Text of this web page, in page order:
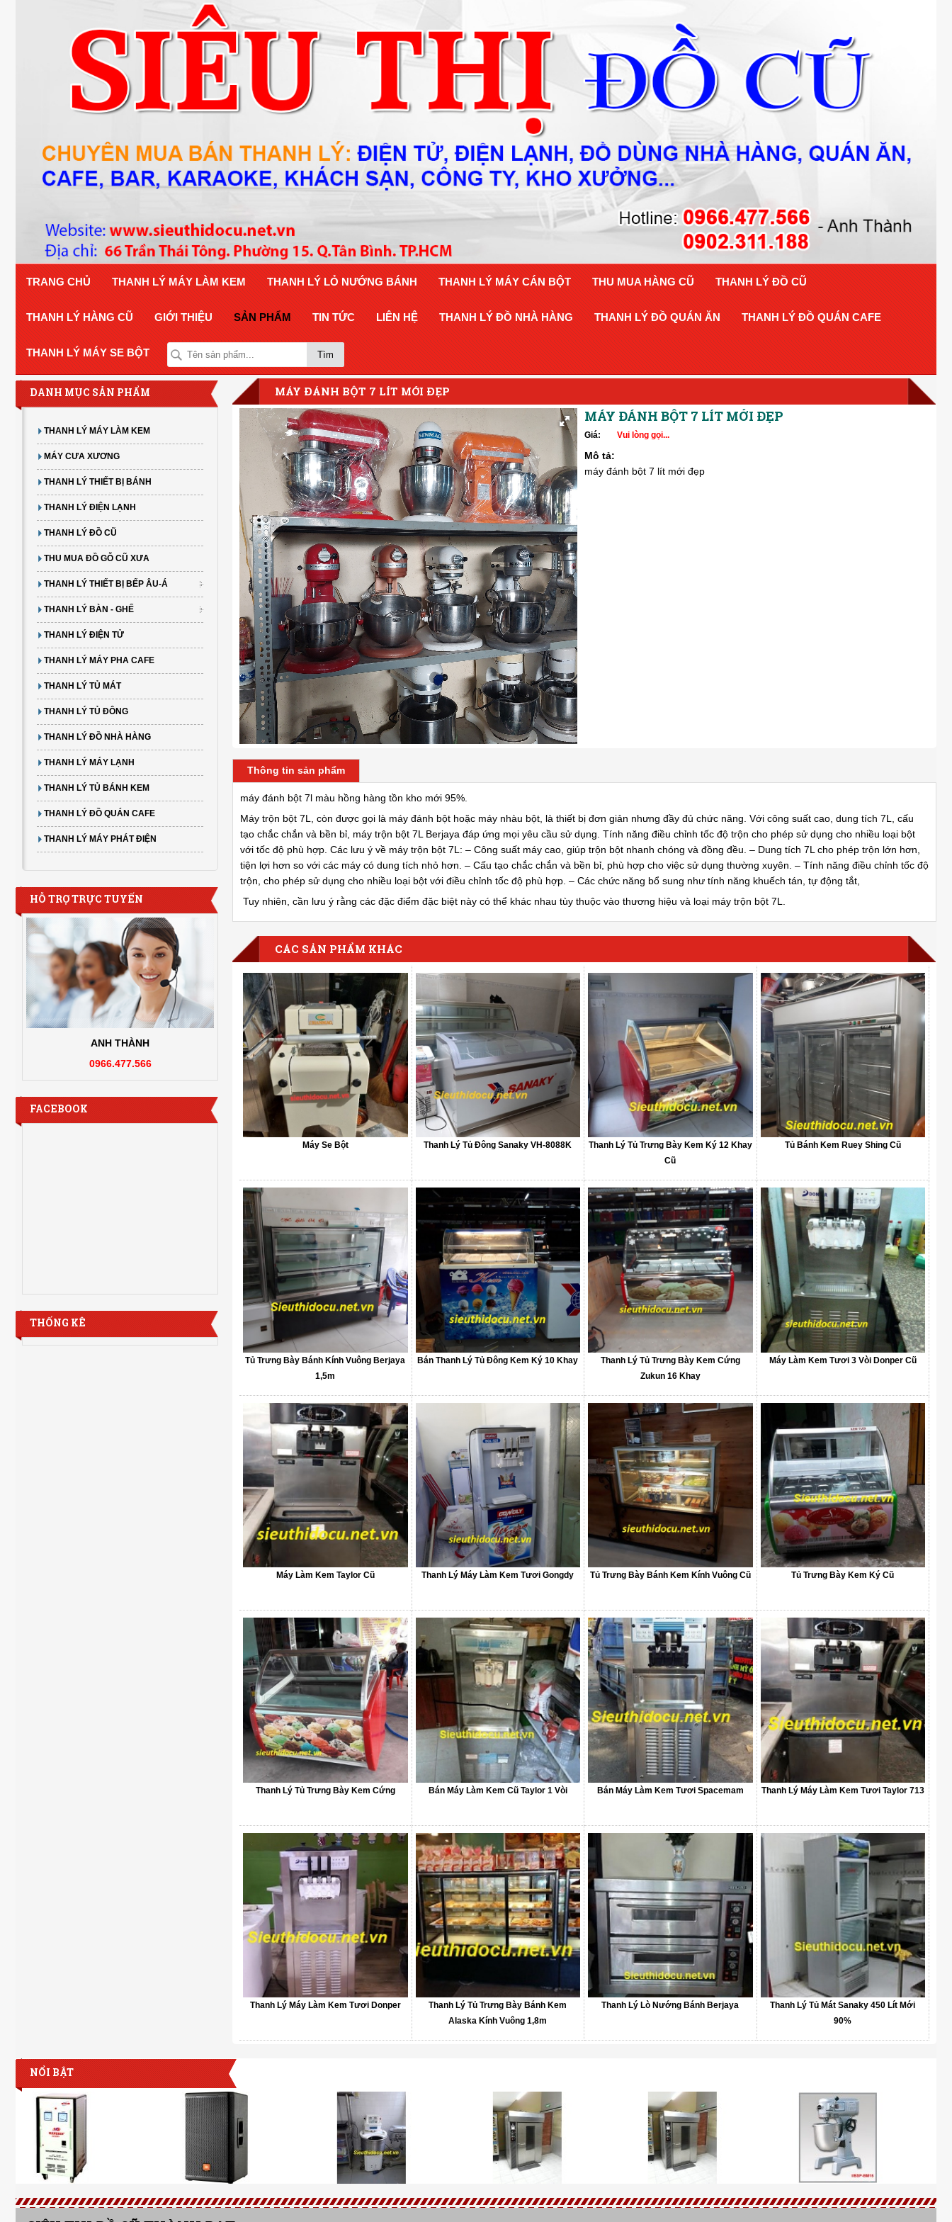
TRANG CHỦ THANH LÝ MÁY LÀM KEM THANH LÝ LỎ NƯỚNG BÁNH THANH LÝ MÁY CÁN BỘT THU MUA HÀNG CŨ THANH LÝ ĐỒ CŨ
THANH LÝ HÀNG CŨ GIỚI THIỆU SẢN PHẨM TIN TỨC LIÊN HỆ THANH LÝ ĐỒ NHÀ HÀNG THANH LÝ ĐỒ QUÁN ĂN THANH LÝ ĐỒ QUÁN CAFE
THANH LÝ MÁY SE BỘT Tìm
DANH MỤC SẢN PHẨM
THANH LÝ MÁY LÀM KEM
MÁY CƯA XƯƠNG
THANH LÝ THIẾT BỊ BÁNH
THANH LÝ ĐIỆN LẠNH
THANH LÝ ĐỒ CŨ
THU MUA ĐỒ GỖ CŨ XƯA
THANH LÝ THIẾT BỊ BẾP ÂU-Á
THANH LÝ BÀN - GHẾ
THANH LÝ ĐIỆN TỬ
THANH LÝ MÁY PHA CAFE
THANH LÝ TỦ MÁT
THANH LÝ TỦ ĐÔNG
THANH LÝ ĐỒ NHÀ HÀNG
THANH LÝ MÁY LẠNH
THANH LÝ TỦ BÁNH KEM
THANH LÝ ĐỒ QUÁN CAFE
THANH LÝ MÁY PHÁT ĐIỆN
HỖ TRỢ TRỰC TUYẾN
ANH THÀNH
0966.477.566
FACEBOOK
THỐNG KÊ
MÁY ĐÁNH BỘT 7 LÍT MỚI ĐẸP
MÁY ĐÁNH BỘT 7 LÍT MỚI ĐẸP
Giá: Vui lòng gọi...
Mô tả:
máy đánh bột 7 lít mới đẹp
Thông tin sản phẩm
máy đánh bột 7l màu hồng hàng tồn kho mới 95%.
Máy trộn bột 7L, còn được gọi là máy đánh bột hoặc máy nhàu bột, là thiết bị đơn giản nhưng đầy đủ chức năng. Với công suất cao, dung tích 7L, cấu
tạo chắc chắn và bền bỉ, máy trộn bột 7L Berjaya đáp ứng mọi yêu cầu sử dụng. Tính năng điều chỉnh tốc độ trộn cho phép sử dụng cho nhiều loại bột
với tốc độ phù hợp. Các lưu ý về máy trộn bột 7L: – Công suất máy cao, giúp trộn bột nhanh chóng và đồng đều. – Dung tích 7L cho phép trộn lớn hơn,
tiện lợi hơn so với các máy có dung tích nhỏ hơn. – Cấu tạo chắc chắn và bền bỉ, phù hợp cho việc sử dụng thường xuyên. – Tính năng điều chỉnh tốc độ
trộn, cho phép sử dụng cho nhiều loại bột với điều chỉnh tốc độ phù hợp. – Các chức năng bổ sung như tính năng khuếch tán, tự động tắt,
Tuy nhiên, cần lưu ý rằng các đặc điểm đặc biệt này có thể khác nhau tùy thuộc vào thương hiệu và loại máy trộn bột 7L.
CÁC SẢN PHẨM KHÁC
Máy Se Bột Thanh Lý Tủ Đông Sanaky VH-8088K
Thanh Lý Tủ Trưng Bày Kem Ký 12 Khay
Cũ
Tủ Bánh Kem Ruey Shing Cũ
Tủ Trưng Bày Bánh Kính Vuông Berjaya
1,5m
Bán Thanh Lý Tủ Đông Kem Ký 10 Khay
Thanh Lý Tủ Trưng Bày Kem Cứng
Zukun 16 Khay
Máy Làm Kem Tươi 3 Vòi Donper Cũ
Máy Làm Kem Taylor Cũ Thanh Lý Máy Làm Kem Tươi Gongdy Tủ Trưng Bày Bánh Kem Kính Vuông Cũ Tủ Trưng Bày Kem Ký Cũ
Thanh Lý Tủ Trưng Bày Kem Cứng Bán Máy Làm Kem Cũ Taylor 1 Vòi Bán Máy Làm Kem Tươi Spacemam Thanh Lý Máy Làm Kem Tươi Taylor 713
Thanh Lý Máy Làm Kem Tươi Donper
Thanh Lý Tủ Trưng Bày Bánh Kem
Alaska Kính Vuông 1,8m
Thanh Lý Lò Nướng Bánh Berjaya
Thanh Lý Tủ Mát Sanaky 450 Lít Mới
90%
NỔI BẬT